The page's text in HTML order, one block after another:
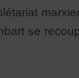
se